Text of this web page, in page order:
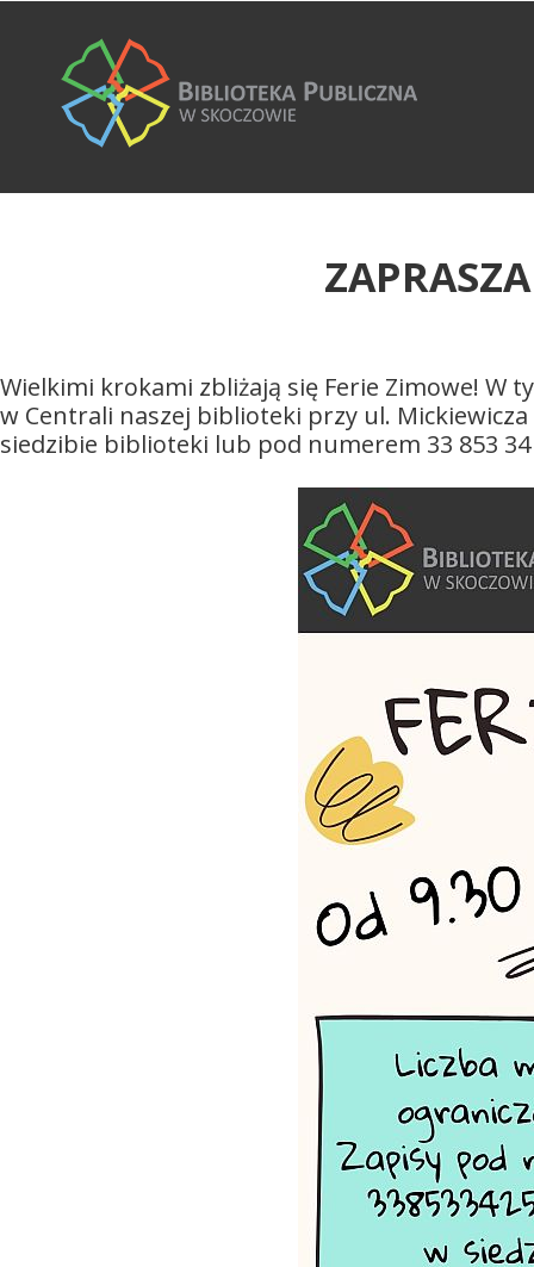
Wielkimi krokami zbliżają się Ferie Zimowe! W
w Centrali naszej biblioteki przy ul.
siedzibie biblioteki lub pod numerem 33 853 34